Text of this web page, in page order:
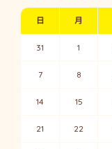
日 月
31 1
7 8
14 15
21 22